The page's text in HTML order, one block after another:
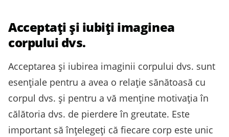
Acceptați și iubiți imaginea
corpului dvs.
Acceptarea și iubirea imaginii corpului dvs. sunt
esențiale pentru a avea o relație sănătoasă cu
corpul dvs. și pentru a vă menține motivația în
călătoria dvs. de pierdere în greutate. Este
important să înțelegeți că fiecare corp este unic